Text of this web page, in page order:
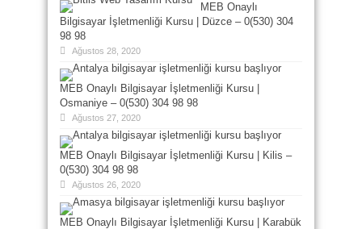
MEB Onaylı
Bilgisayar İşletmenliği Kursu | Düzce – 0(530) 304
98 98
Ağustos 28, 2020
MEB Onaylı Bilgisayar İşletmenliği Kursu |
Osmaniye – 0(530) 304 98 98
Ağustos 27, 2020
MEB Onaylı Bilgisayar İşletmenliği Kursu | Kilis –
0(530) 304 98 98
Ağustos 26, 2020
MEB Onaylı Bilgisayar İşletmenliği Kursu | Karabük